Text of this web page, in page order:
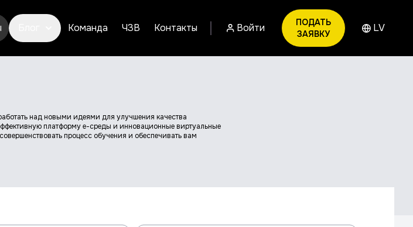
Команда ЧЗВ Контакты Войти
ПОДАТЬ
ЗАЯВКУ
LV
над новыми идеями для улучшения качества
платформу e-среды и инновационные виртуальные
процесс обучения и обеспечивать вам